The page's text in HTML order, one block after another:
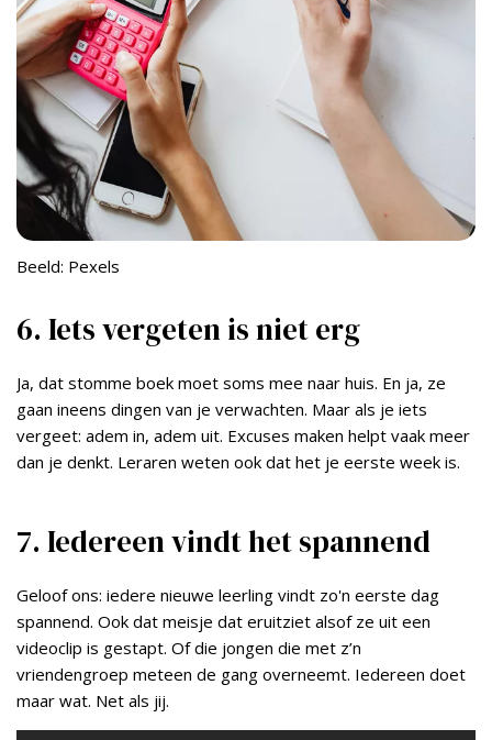
Beeld: Pexels
6. Iets vergeten is niet erg
Ja, dat stomme boek moet soms mee naar huis. En ja, ze
gaan ineens dingen van je verwachten. Maar als je iets
vergeet: adem in, adem uit. Excuses maken helpt vaak meer
dan je denkt. Leraren weten ook dat het je eerste week is.
7. Iedereen vindt het spannend
Geloof ons: iedere nieuwe leerling vindt zo'n eerste dag
spannend. Ook dat meisje dat eruitziet alsof ze uit een
videoclip is gestapt. Of die jongen die met z’n
vriendengroep meteen de gang overneemt. Iedereen doet
maar wat. Net als jij.